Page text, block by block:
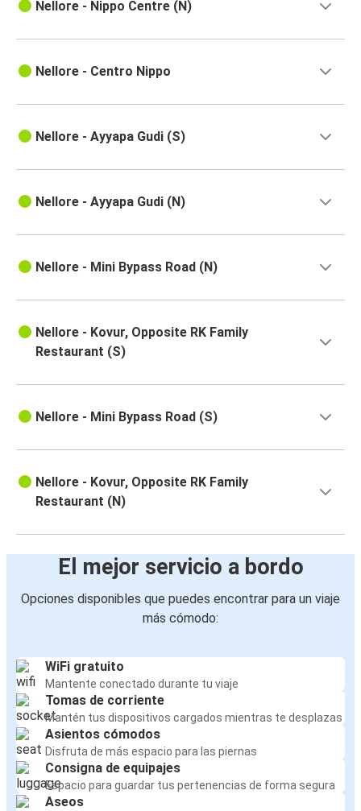
Nellore - Nippo Centre (N)
Nellore - Centro Nippo
Nellore - Ayyapa Gudi (S)
Nellore - Ayyapa Gudi (N)
Nellore - Mini Bypass Road (N)
Nellore - Kovur, Opposite RK Family
Restaurant (S)
Nellore - Mini Bypass Road (S)
Nellore - Kovur, Opposite RK Family
Restaurant (N)
El mejor servicio a bordo
Opciones disponibles que puedes encontrar para un viaje
más cómodo:
WiFi gratuito
Mantente conectado durante tu viaje
Tomas de corriente
Mantén tus dispositivos cargados mientras te desplazas
Asientos cómodos
Disfruta de más espacio para las piernas
Consigna de equipajes
Espacio para guardar tus pertenencias de forma segura
Aseos